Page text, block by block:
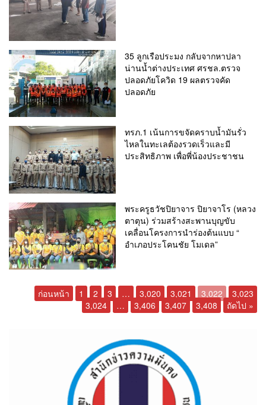
35 ลูกเรือประมง กลับจากหาปลา
น่านน้ำต่างประเทศ ศรชล.ตรวจ
ปลอดภัยโควิด 19 ผลตรวจคัด
ปลอดภัย
ทรภ.1 เน้นการขจัดคราบน้ำมันรั่ว
ไหลในทะเลต้องรวดเร็วและมี
ประสิทธิภาพ เพื่อพี่น้องประชาชน
พระครูธวัชปิยาจาร ปิยาจาโร (หลวง
ตาตุน) ร่วมสร้างสะพานบุญขับ
เคลื่อนโครงการนำร่องต้นแบบ “
อำเภอประโคนชัย โมเดล”
ก่อนหน้า 1 2 3 … 3,020 3,021 3,022
3,023
3,024
… 3,406 3,407 3,408 ถัดไป »